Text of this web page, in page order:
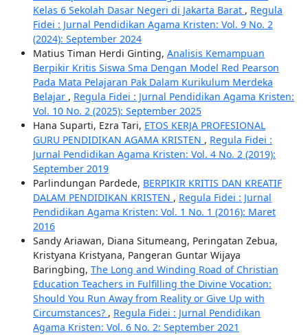
Kelas 6 Sekolah Dasar Negeri di Jakarta Barat , Regula
Fidei : Jurnal Pendidikan Agama Kristen: Vol. 9 No. 2
(2024): September 2024
Matius Timan Herdi Ginting, Analisis Kemampuan
Berpikir Kritis Siswa Sma Dengan Model Red Pearson
Pada Mata Pelajaran Pak Dalam Kurikulum Merdeka
Belajar , Regula Fidei : Jurnal Pendidikan Agama Kristen:
Vol. 10 No. 2 (2025): September 2025
Hana Suparti, Ezra Tari, ETOS KERJA PROFESIONAL
GURU PENDIDIKAN AGAMA KRISTEN , Regula Fidei :
Jurnal Pendidikan Agama Kristen: Vol. 4 No. 2 (2019):
September 2019
Parlindungan Pardede, BERPIKIR KRITIS DAN KREATIF
DALAM PENDIDIKAN KRISTEN , Regula Fidei : Jurnal
Pendidikan Agama Kristen: Vol. 1 No. 1 (2016): Maret
2016
Sandy Ariawan, Diana Situmeang, Peringatan Zebua,
Kristyana Kristyana, Pangeran Guntar Wijaya
Baringbing, The Long and Winding Road of Christian
Education Teachers in Fulfilling the Divine Vocation:
Should You Run Away from Reality or Give Up with
Circumstances? , Regula Fidei : Jurnal Pendidikan
Agama Kristen: Vol. 6 No. 2: September 2021